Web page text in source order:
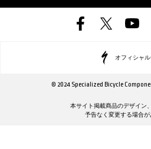
オフィシャル
© 2024 Specialized Bicycle
本サイト掲載商品のデザイン
予告なく変更する場合が